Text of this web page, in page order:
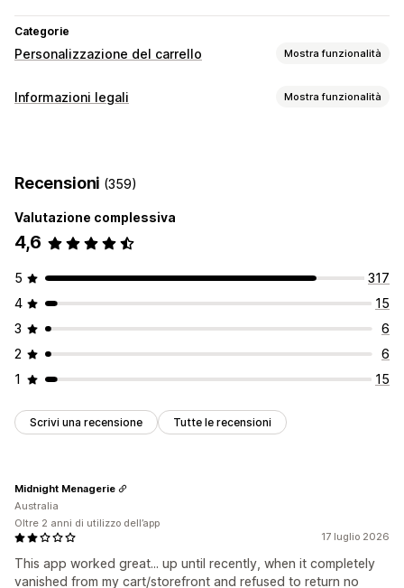
Categorie
Personalizzazione del carrello Mostra funzionalità
Visualizzazione del carrello
Informazioni legali Mostra funzionalità
Caselle di spunta
Colore e font
Recensioni (359)
Valutazione complessiva
4,6
5
317
4
15
3
6
2
6
1
15
Scrivi una recensione Tutte le recensioni
17 luglio 2026
This app worked great... up until recently, when it completely
vanished from my cart/storefront and refused to return no
Midnight Menagerie
Australia
Oltre 2 anni di utilizzo dell’app